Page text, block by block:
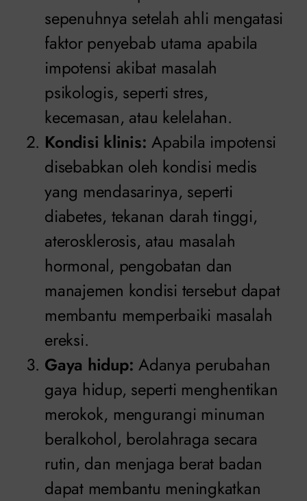
sepenuhnya setelah ahli mengatasi
faktor penyebab utama apabila
impotensi akibat masalah
psikologis, seperti stres,
kecemasan, atau kelelahan.
Kondisi klinis: Apabila impotensi
disebabkan oleh kondisi medis
yang mendasarinya, seperti
diabetes, tekanan darah tinggi,
aterosklerosis, atau masalah
hormonal, pengobatan dan
manajemen kondisi tersebut dapat
membantu memperbaiki masalah
ereksi.
Gaya hidup: Adanya perubahan
gaya hidup, seperti menghentikan
merokok, mengurangi minuman
beralkohol, berolahraga secara
rutin, dan menjaga berat badan
dapat membantu meningkatkan